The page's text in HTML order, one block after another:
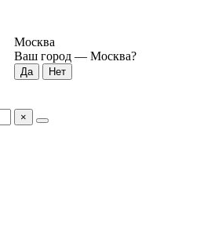
Москва
Ваш город — Москва?
×